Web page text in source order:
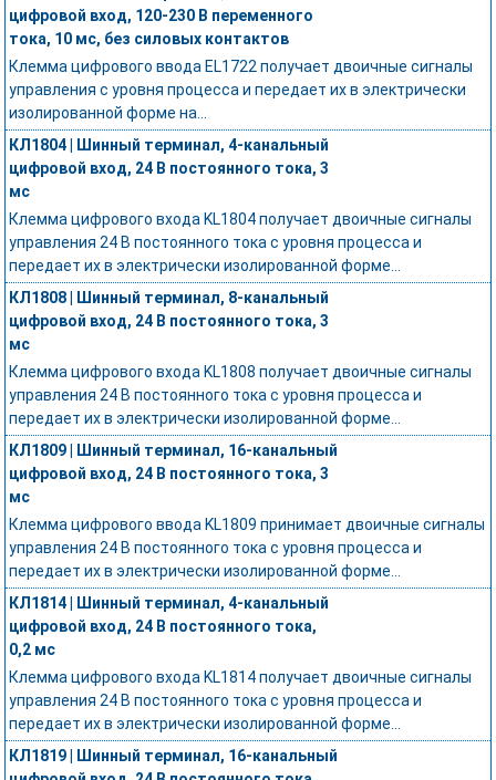
цифровой вход, 120-230 В переменного
тока, 10 мс, без силовых контактов
Клемма цифрового ввода EL1722 получает двоичные сигналы
управления с уровня процесса и передает их в электрически
изолированной форме на...
КЛ1804 | Шинный терминал, 4-канальный
цифровой вход, 24 В постоянного тока, 3
мс
Клемма цифрового входа KL1804 получает двоичные сигналы
управления 24 В постоянного тока с уровня процесса и
передает их в электрически изолированной форме...
КЛ1808 | Шинный терминал, 8-канальный
цифровой вход, 24 В постоянного тока, 3
мс
Клемма цифрового входа KL1808 получает двоичные сигналы
управления 24 В постоянного тока с уровня процесса и
передает их в электрически изолированной форме...
КЛ1809 | Шинный терминал, 16-канальный
цифровой вход, 24 В постоянного тока, 3
мс
Клемма цифрового ввода KL1809 принимает двоичные сигналы
управления 24 В постоянного тока с уровня процесса и
передает их в электрически изолированной форме...
КЛ1814 | Шинный терминал, 4-канальный
цифровой вход, 24 В постоянного тока,
0,2 мс
Клемма цифрового входа KL1814 получает двоичные сигналы
управления 24 В постоянного тока с уровня процесса и
передает их в электрически изолированной форме...
КЛ1819 | Шинный терминал, 16-канальный